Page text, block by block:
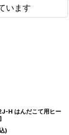
います
H はんだこて用ヒー
]
)